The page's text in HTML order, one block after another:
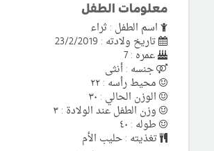
معلومات الطفل
اسم الطفل : ثراء
تاريخ ولادته : 23/2/2019
عمره : 7
جنسه : أنثى
محيط رأسه : ٢٢
الوزن الحالي : ٣٠
وزن الطفل عند الولادة : ٣
طوله : ٤٠
تغذيته : حليب الأم